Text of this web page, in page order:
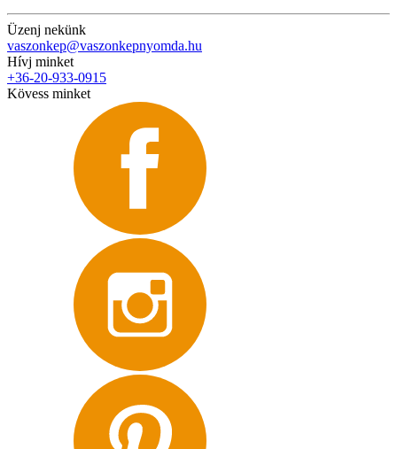
Üzenj nekünk
vaszonkep@vaszonkepnyomda.hu
Hívj minket
+36-20-933-0915
Kövess minket